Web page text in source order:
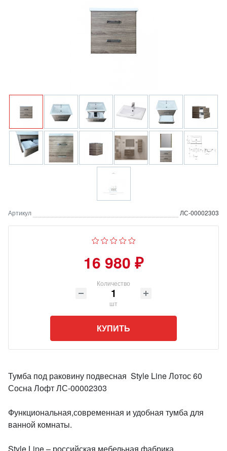
Артикул ЛС-00002303
16 980 ₽
Количество
шт
КУПИТЬ
Тумба под раковину подвесная Style Line Лотос 60
Сосна Лофт ЛС-00002303
Функциональная,современная и удобная тумба для
ванной комнаты.